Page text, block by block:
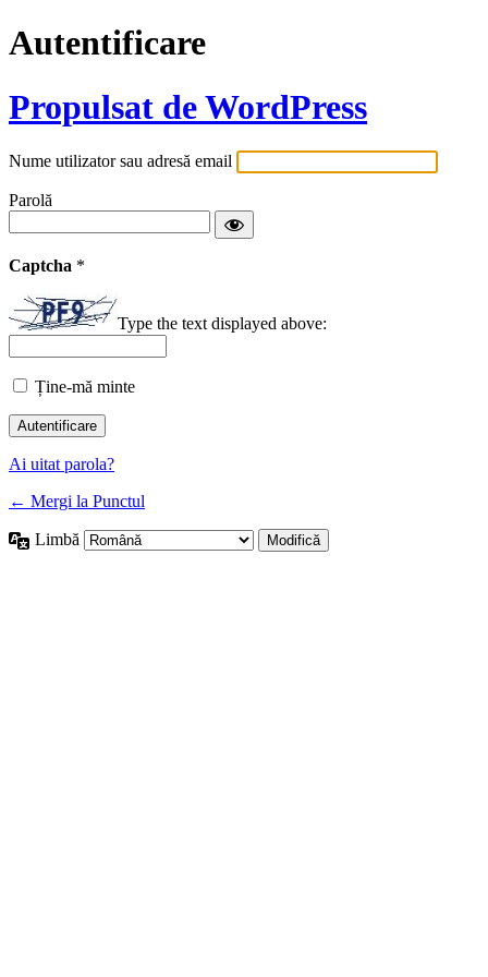
Autentificare
Propulsat de WordPress
Nume utilizator sau adresă email
Parolă
Captcha *
Type the text displayed above:
Ține-mă minte
Ai uitat parola?
← Mergi la Punctul
Limbă